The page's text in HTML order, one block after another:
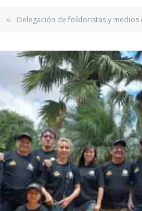
» Delegación de folkloristas y